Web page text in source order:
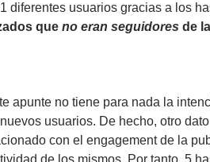
diferentes usuarios gracias a los
que no eran seguidores de
apunte no tiene para nada la
usuarios. De hecho, otro
con el engagement de la
de los mismos. Por tanto, 5